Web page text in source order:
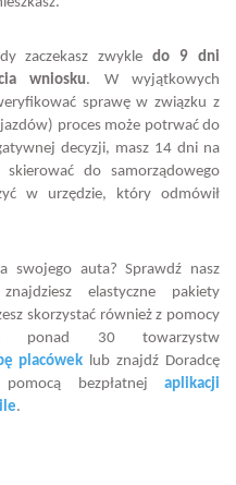
zaczekasz zwykledo 9 dni
wniosku. W wyjątkowych
sprawę w związku z
proces może potrwać do
decyzji, masz 14 dni na
do samorządowego
w urzędzie, który odmówił
swojego auta? Sprawdź nasz
elastyczne pakiety
skorzystać również z pomocy
ponad 30 towarzystw
placówek lub znajdź Doradcę
bezpłatnej aplikacji
.